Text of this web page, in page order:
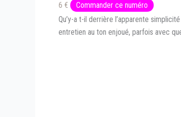
6 €
Commander ce numéro
Qu’y-a t-il derrière l’apparente
entretien au ton enjoué, parfois avec